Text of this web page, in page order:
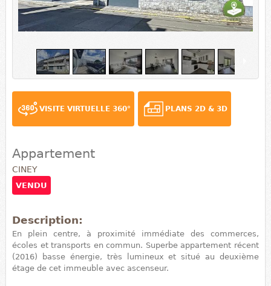
1/9
VISITE VIRTUELLE 360° PLANS 2D & 3D
Appartement
CINEY
VENDU
Description:
En plein centre, à proximité immédiate des commerces,
écoles et transports en commun. Superbe appartement récent
(2016) basse énergie, très lumineux et situé au deuxième
étage de cet immeuble avec ascenseur.